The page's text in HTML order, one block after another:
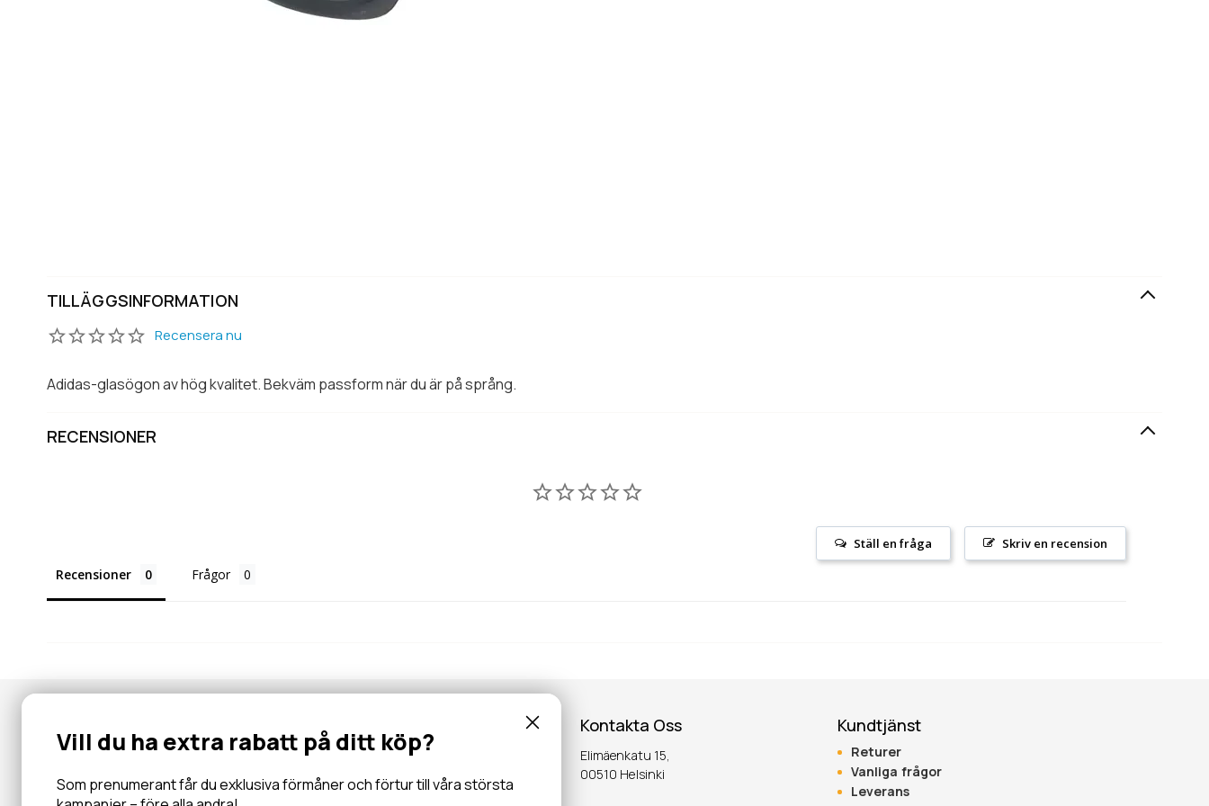
TILLÄGGSINFORMATION
Recensera nu
Adidas-glasögon av hög kvalitet. Bekväm passform när du är på språng.
RECENSIONER
Skriv en recension
Ställ en fråga
Recensioner Frågor
Nyhetsbrev
inbjudningar och mycket mer.
Kontakta Oss
Elimäenkatu 15,
00510 Helsinki
Kundtjänst
Returer
Vanliga frågor
Leverans
Vill du ha extra rabatt på ditt köp?
Som prenumerant får du exklusiva förmåner och förtur till våra största